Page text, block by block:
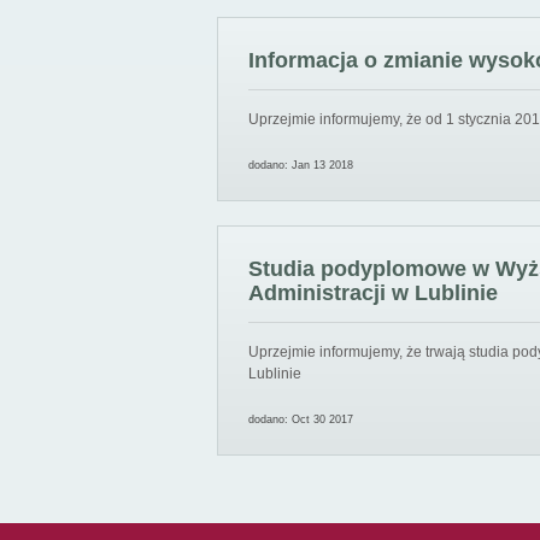
Informacja o zmianie
Uprzejmie informujemy, że od 1 stycznia
dodano: Jan 13 2018
Studia podyplomowe w
Administracji w Lublinie
Uprzejmie informujemy, że trwają studia
Lublinie
dodano: Oct 30 2017